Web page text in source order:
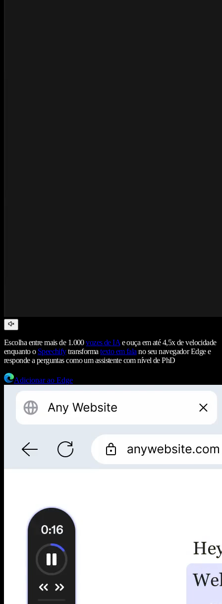
Escolha entre mais de 1.000vozes de IA e ouça em até 4,5x de velocidade
enquanto o Speechifytransformatexto em fala no seu navegador Edge e
responde a perguntas como um assistente com nível de PhD
Adicionar ao Edge